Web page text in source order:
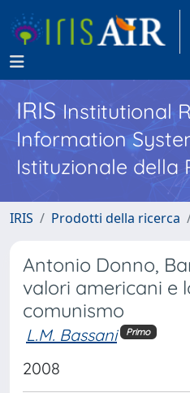
IRISInstitutional
Information
Istituzionale della
IRIS Prodotti della ricerca
Antonio Donno,
valori americani e
comunismo
L.M. Bassani Primo
2008